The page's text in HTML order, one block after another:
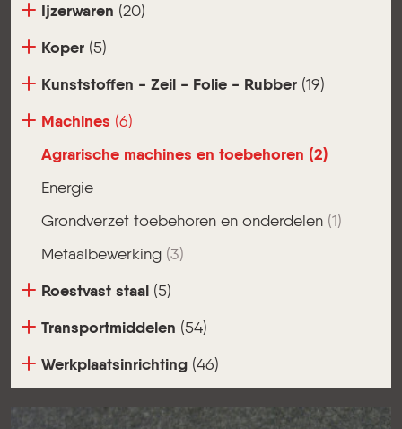
Ijzerwaren (20)
Koper (5)
Kunststoffen - Zeil - Folie - Rubber (19)
Machines (6)
Agrarische machines en toebehoren (2)
Energie
Grondverzet toebehoren en onderdelen (1)
Metaalbewerking (3)
Roestvast staal (5)
Transportmiddelen (54)
Werkplaatsinrichting (46)